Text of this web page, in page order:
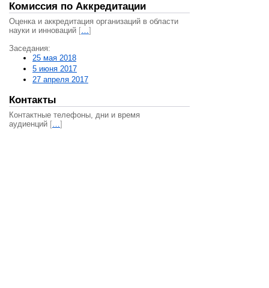
Комиссия по Аккредитации
Оценка и аккредитация организаций в области
науки и инноваций […]
Заседания:
25 мая 2018
5 июня 2017
27 апреля 2017
Контакты
Контактные телефоны, дни и время
аудиенций […]